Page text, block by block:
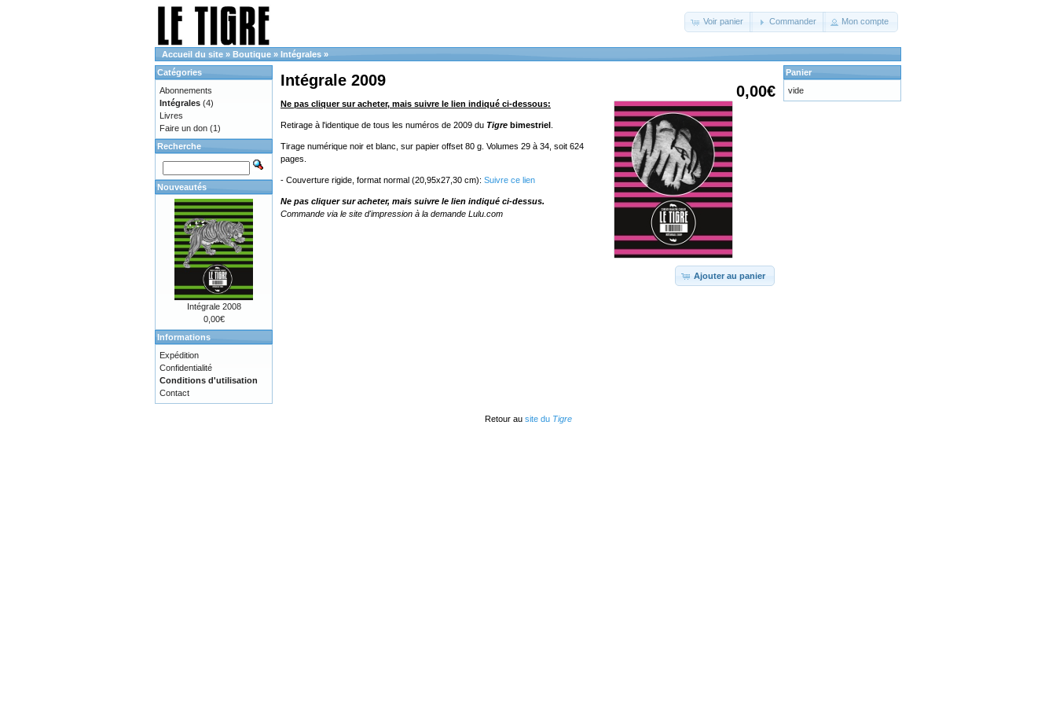
Voir panier Commander Mon compte
Accueil du site » Boutique » Intégrales »
0,00€
Intégrale 2009
Ne pas cliquer sur acheter, mais suivre le lien indiqué ci-dessous:
Retirage à l'identique de tous les numéros de 2009 du Tigre bimestriel
Tirage numérique noir et blanc, sur papier offset 80 g. Volumes 29 à 34, soit 624
pages.
- Couverture rigide, format normal (20,95x27,30 cm): Suivre ce lien
Ne pas cliquer sur acheter, mais suivre le lien indiqué ci-dessus.
Commande via le site d'impression à la demande Lulu.com
Ajouter au panier
Catégories
Abonnements
Intégrales (4)
Livres
Faire un don (1)
Recherche
Nouveautés
Intégrale 2008
0,00€
Informations
Expédition
Confidentialité
Conditions d'utilisation
Contact
Panier
vide
Retour au site du Tigre